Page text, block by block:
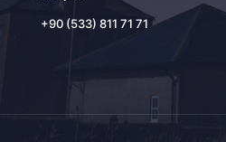
+90 (533) 811 71 71